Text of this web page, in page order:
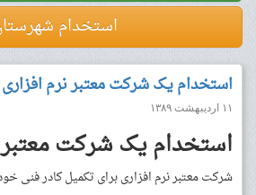
استخدام
استخدام یک شرکت معتبر نرم افزاری
۱۱ اردیبهشت ۱۳۸۹
استخدام یک شرکت معتبر
شرکت معتبر نرم افزاری برای تکمیل کادر فنی